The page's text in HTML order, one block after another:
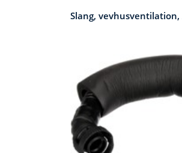
Slang, vevhusventilation,